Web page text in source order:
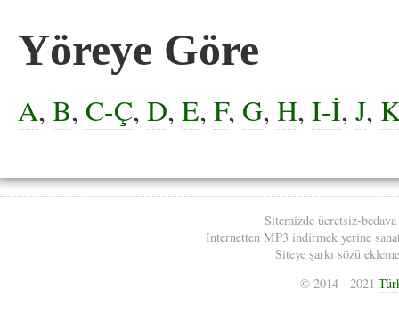
Yöreye Göre
A, B, C-Ç, D, E, F, G, H, I-İ, J,
Sitemizde ücretsiz-
Internetten MP3 indirmek yerine
Siteye şarkı sözü
© 2014 - 2021